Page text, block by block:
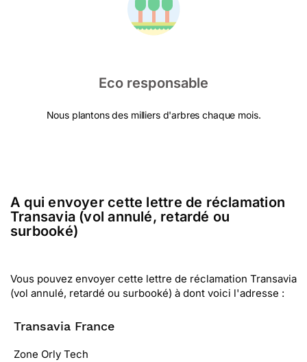
Eco responsable
Nous plantons des milliers d'arbres chaque mois.
A qui envoyer cette lettre de réclamation
Transavia (vol annulé, retardé ou
surbooké)
Vous pouvez envoyer cette lettre de réclamation Transavia
(vol annulé, retardé ou surbooké) à dont voici l'adresse :
Transavia France
Zone Orly Tech